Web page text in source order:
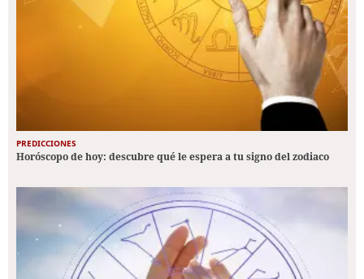
PREDICCIONES
Horóscopo de hoy: descubre qué le espera a tu signo del zodiaco